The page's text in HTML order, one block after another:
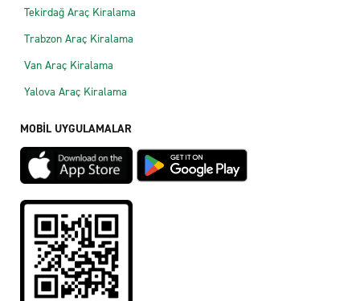
Tekirdağ Araç Kiralama
Trabzon Araç Kiralama
Van Araç Kiralama
Yalova Araç Kiralama
MOBİL UYGULAMALAR